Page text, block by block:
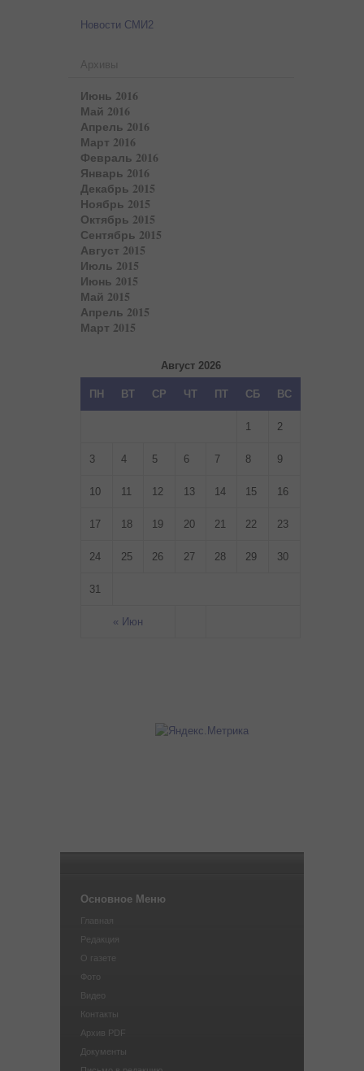
Новости СМИ2
Архивы
Июнь 2016
Май 2016
Апрель 2016
Март 2016
Февраль 2016
Январь 2016
Декабрь 2015
Ноябрь 2015
Октябрь 2015
Сентябрь 2015
Август 2015
Июль 2015
Июнь 2015
Май 2015
Апрель 2015
Март 2015
Август 2026
ПН ВТ СР ЧТ ПТ СБ ВС
« Июн
1 2
3 4 5 6 7 8 9
10 11 12 13 14 15 16
17 18 19 20 21 22 23
24 25 26 27 28 29 30
31
Основное Меню
Главная
Редакция
О газете
Фото
Видео
Контакты
Архив PDF
Документы